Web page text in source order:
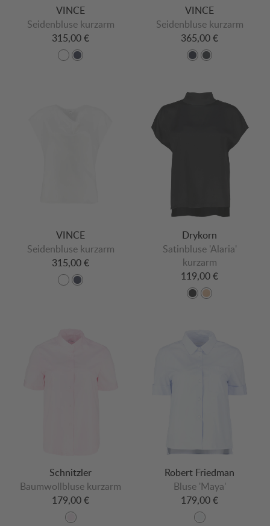
VINCE
Seidenbluse kurzarm
315,00 €
VINCE
Seidenbluse kurzarm
365,00 €
VINCE
Seidenbluse kurzarm
315,00 €
Drykorn
Satinbluse 'Alaria'
kurzarm
119,00 €
Schnitzler
Baumwollbluse kurzarm
179,00 €
Robert Friedman
Bluse 'Maya'
179,00 €